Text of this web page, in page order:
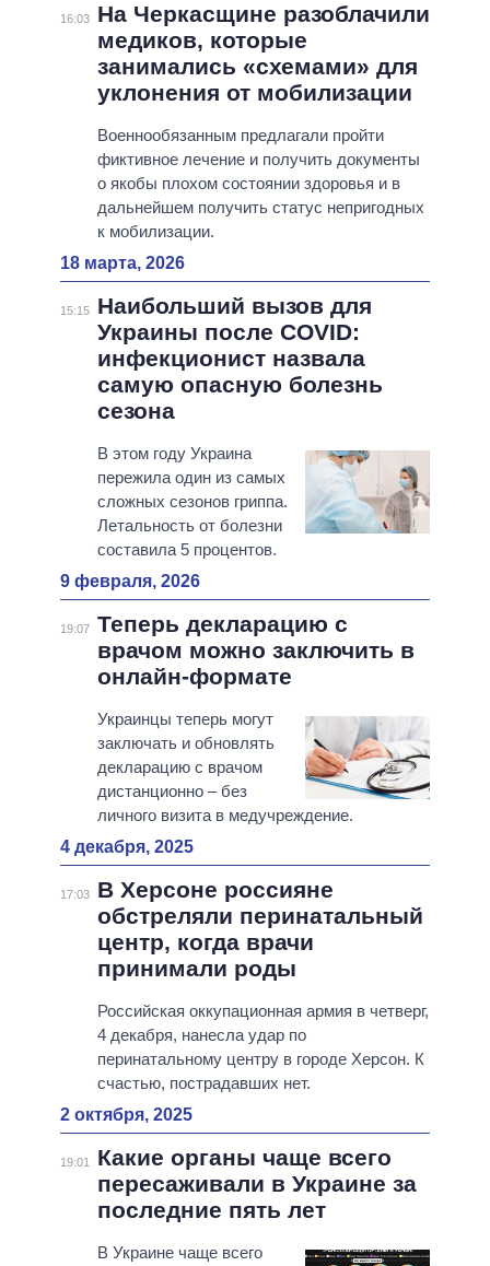
16:03
На Черкасщине разоблачили
медиков, которые
занимались «схемами» для
уклонения от мобилизации
Военнообязанным предлагали пройти
фиктивное лечение и получить документы
о якобы плохом состоянии здоровья и в
дальнейшем получить статус непригодных
к мобилизации.
18 марта, 2026
15:15
Наибольший вызов для
Украины после COVID:
инфекционист назвала
самую опасную болезнь
сезона
В этом году Украина
пережила один из самых
сложных сезонов гриппа.
Летальность от болезни
составила 5 процентов.
9 февраля, 2026
19:07 Теперь декларацию с
врачом можно заключить в
онлайн-формате
Украинцы теперь могут
заключать и обновлять
декларацию с врачом
дистанционно – без
личного визита в медучреждение.
4 декабря, 2025
17:03
В Херсоне россияне
обстреляли перинатальный
центр, когда врачи
принимали роды
Российская оккупационная армия в четверг,
4 декабря, нанесла удар по
перинатальному центру в городе Херсон. К
счастью, пострадавших нет.
2 октября, 2025
19:01
Какие органы чаще всего
пересаживали в Украине за
последние пять лет
В Украине чаще всего